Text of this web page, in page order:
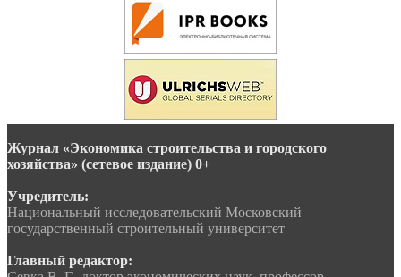
Журнал «Экономика строительства и городского
хозяйства» (сетевое издание) 0+
Учредитель:
Национальный исследовательский Московский
государственный строительный университет
Главный редактор: